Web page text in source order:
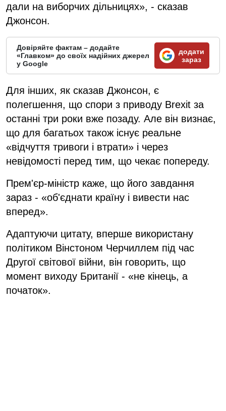
дали на виборчих дільницях», - сказав
Джонсон.
Довіряйте фактам – додайте
«Главком» до своїх надійних джерел
у Google
додати
зараз
Для інших, як сказав Джонсон, є
полегшення, що спори з приводу Brexit за
останні три роки вже позаду. Але він визнає,
що для багатьох також існує реальне
«відчуття тривоги і втрати» і через
невідомості перед тим, що чекає попереду.
Прем'єр-міністр каже, що його завдання
зараз - «об'єднати країну і вивести нас
вперед».
Адаптуючи цитату, вперше використану
політиком Вінстоном Черчиллем під час
Другої світової війни, він говорить, що
момент виходу Британії - «не кінець, а
початок».